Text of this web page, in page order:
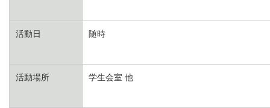
活動日 随時
活動場所 学生会室 他